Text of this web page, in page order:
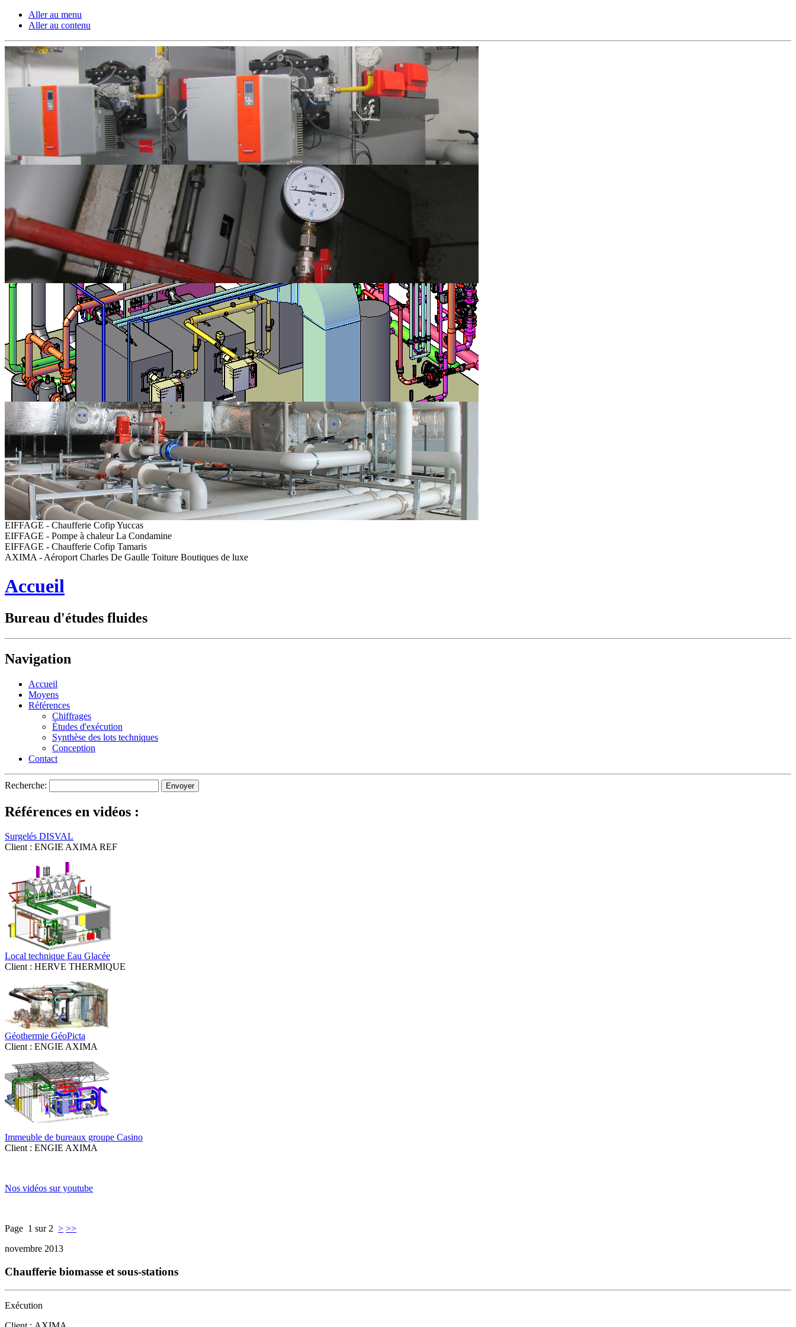
Aller au menu
Aller au contenu
EIFFAGE - Chaufferie Cofip Yuccas
EIFFAGE - Pompe à chaleur La Condamine
EIFFAGE - Chaufferie Cofip Tamaris
AXIMA - Aéroport Charles De Gaulle Toiture Boutiques de luxe
Accueil
Bureau d'études fluides
Navigation
Accueil
Moyens
Références
Chiffrages
Études d'exécution
Synthèse des lots techniques
Conception
Contact
Recherche:
Références en vidéos :
Surgelés DISVAL
Client : ENGIE AXIMA REF
Local technique Eau Glacée
Client : HERVE THERMIQUE
Géothermie GéoPicta
Client : ENGIE AXIMA
Immeuble de bureaux groupe Casino
Client : ENGIE AXIMA
Nos vidéos sur youtube
Page 1 sur 2 > >>
novembre 2013
Chaufferie biomasse et sous-stations
Exécution